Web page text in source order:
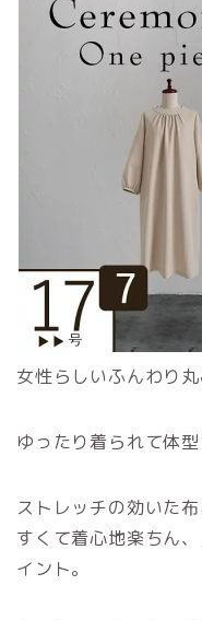
女性らしいふんわり
ゆったり着られて体
ストレッチの効いた
すくて着心地楽ちん
イント。